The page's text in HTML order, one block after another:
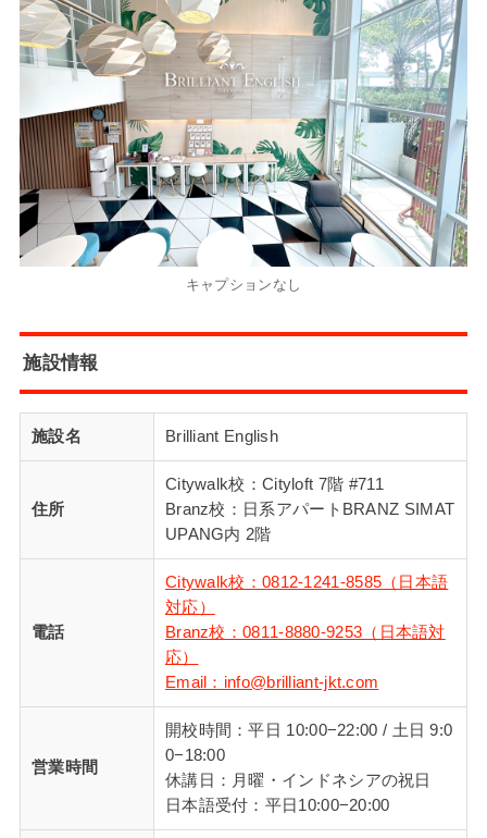
キャプションなし
施設情報
施設名 Brilliant English
住所
Citywalk校：Cityloft 7階 #711
Branz校：日系アパートBRANZ SIMAT
UPANG内 2階
電話
Citywalk校：0812-1241-8585（日本語
対応）
Branz校：0811-8880-9253（日本語対
応）
Email：info@brilliant-jkt.com
営業時間
開校時間：平日 10:00−22:00 / 土日 9:0
0−18:00
休講日：月曜・インドネシアの祝日
日本語受付：平日10:00−20:00